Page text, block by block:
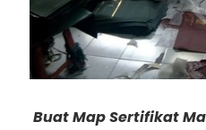
Buat Map Sertifikat